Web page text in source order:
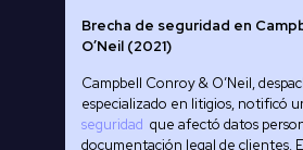
Brecha de seguridad en
O’Neil (2021)
Campbell Conroy & O’Neil,
especializado en litigios, notificó
seguridad que afectó datos
documentación legal de clientes.